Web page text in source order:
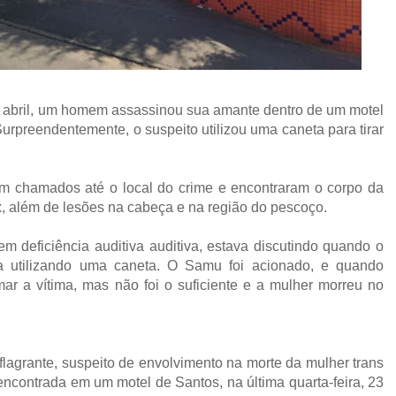
um homem assassinou sua amante dentro de um motel
o suspeito utilizou uma caneta para tirar
chamados até o local do crime e encontraram o corpo da
além de lesões na cabeça e na região do pescoço.
deficiência auditiva auditiva, estava discutindo quando o
utilizando uma caneta. O Samu foi acionado, e quando
a vítima, mas não foi o suficiente e a mulher morreu no
suspeito de envolvimento na morte da mulher trans
em um motel de Santos, na última quarta-feira, 23